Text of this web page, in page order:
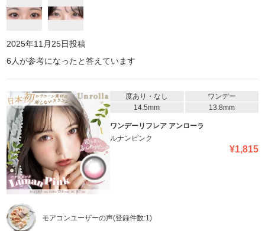
かピンク系のメイクとの相性がいいので雰囲気変えたい日につけた
ら最強です。個人的にリピートかなりありです！！
2025年11月25日投稿
6 人が参考になったと答えています
度あり・なし
ワンデー
14.5mm
13.8mm
ワンデーリフレア アンローラ
ルナンピンク
¥1,815
モアコンユーザーの声(登録件数:1)